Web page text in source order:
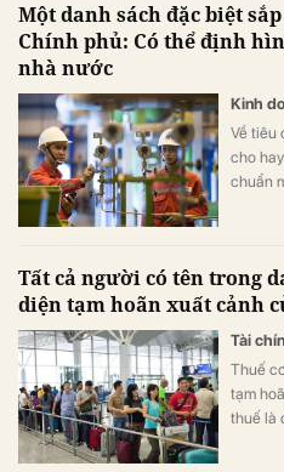
Một danh sách đặc biệt
Chính phủ: Có thể định
nhà nước
Kinh
Về tiêu
cho
chuẩn
tiêu tài
Tất cả người có tên trong
diện tạm hoãn xuất cảnh
Tài
Thuế
tạm
thuế là